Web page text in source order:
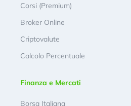
Corsi (Premium)
Broker Online
Criptovalute
Calcolo Percentuale
Finanza e Mercati
Borsa Italiana